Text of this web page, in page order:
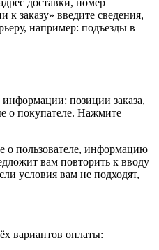
доставки, номер
заказу» введите сведения,
например: подъезды в
информации: позиции заказа,
о покупателе. Нажмите
о пользователе, информацию
вам повторить к вводу
условия вам не подходят,
вариантов оплаты: